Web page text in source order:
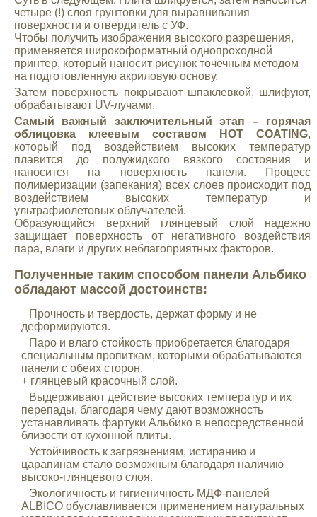
четыре (!) слоя грунтовки для выравнивания
поверхности и отвердитель с УФ.
Чтобы получить изображения высокого разрешения,
применяется широкоформатный однопроходной
принтер, который наносит рисунок точечным методом
на подготовленную акриловую основу.
Затем поверхность покрывают шпаклевкой, шлифуют,
обрабатывают UV-лучами.
Самый важный заключительный этап – горячая
облицовка клеевым составом HOT COATING,
который под воздействием высоких температур
плавится до полужидкого вязкого состояния и
наносится на поверхность панели. Процесс
полимеризации (запекания) всех слоев происходит под
воздействием высоких температур и
ультрафиолетовых облучателей.
Образующийся верхний глянцевый слой надежно
защищает поверхность от негативного воздействия
пара, влаги и других неблагоприятных факторов.
Полученные таким способом панели Альбико
обладают массой достоинств:
Прочность и твердость, держат форму и не
деформируются.
Паро и влаго стойкость приобретается благодаря
специальным пропиткам, которыми обрабатываются
панели с обеих сторон,
+ глянцевый красочный слой.
Выдерживают действие высоких температур и их
перепады, благодаря чему дают возможность
устанавливать фартуки Альбико в непосредственной
близости от кухонной плиты.
Устойчивость к загрязнениям, истиранию и
царапинам стало возможным благодаря наличию
высоко-глянцевого слоя.
Экологичность и гигиеничность МДФ-панелей
ALBICO обуславливается применением натуральных